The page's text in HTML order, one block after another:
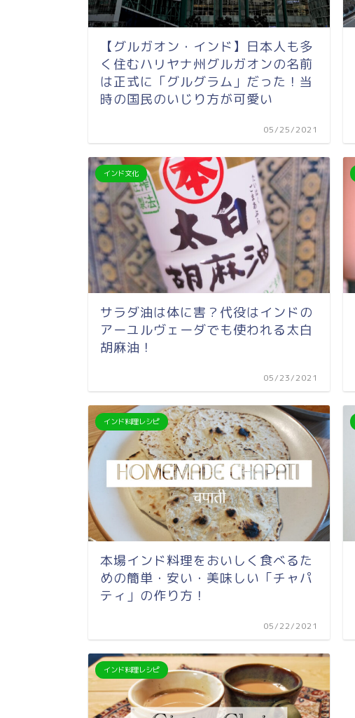
【グルガオン・インド】日本人も多
く住むハリヤナ州グルガオンの名前
は正式に「グルグラム」だった！当
時の国民のいじり方が可愛い
05/25/2021
インド文化
サラダ油は体に害？代役はインドの
アーユルヴェーダでも使われる太白
胡麻油！
05/23/2021
インド料理レシピ
本場インド料理をおいしく食べるた
めの簡単・安い・美味しい「チャパ
ティ」の作り方！
05/22/2021
インド料理レシピ